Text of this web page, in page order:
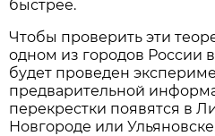
быстрее.
Чтобы проверить эти
одном из городов России
будет проведен
предварительной
перекрестки появятся в
Новгороде или